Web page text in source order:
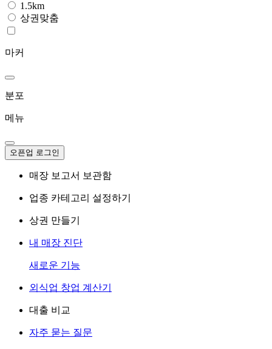
1.5km
상권맞춤
마커
분포
메뉴
오픈업 로그인
매장 보고서 보관함
업종 카테고리 설정하기
상권 만들기
내 매장 진단
새로운 기능
외식업 창업 계산기
대출 비교
자주 묻는 질문